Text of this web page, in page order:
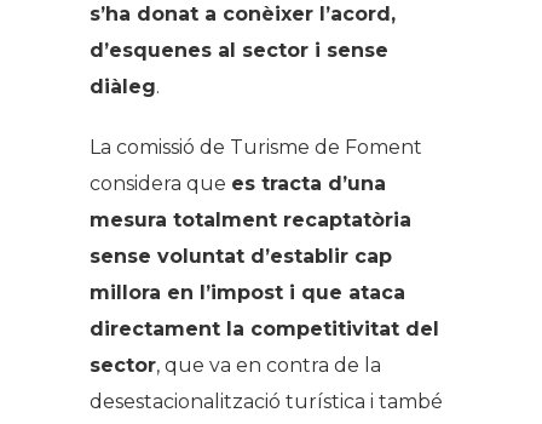
s’ha donat a conèixer l’acord,
d’esquenes al sector i sense
diàleg.
La comissió de Turisme de Foment
considera que es tracta d’una
mesura totalment recaptatòria
sense voluntat d’establir cap
millora en l’impost i que ataca
directament la competitivitat del
sector, que va en contra de la
desestacionalització turística i també